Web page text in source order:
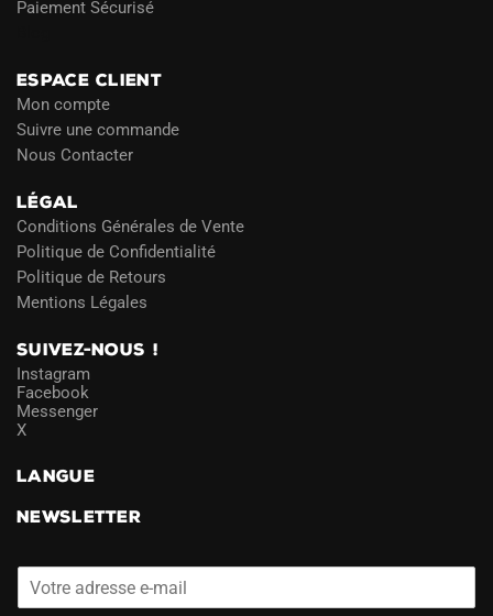
Paiement Sécurisé
ESPACE CLIENT
Mon compte
Suivre une commande
Nous Contacter
LÉGAL
Conditions Générales de Vente
Politique de Confidentialité
Politique de Retours
Mentions Légales
SUIVEZ-NOUS !
Instagram
Facebook
Messenger
X
LANGUE
NEWSLETTER